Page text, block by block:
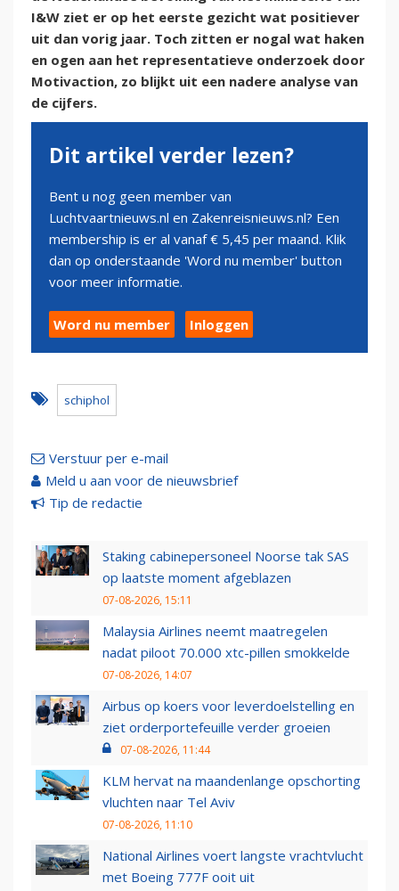
I&W ziet er op het eerste gezicht wat positiever
uit dan vorig jaar. Toch zitten er nogal wat haken
en ogen aan het representatieve onderzoek door
Motivaction, zo blijkt uit een nadere analyse van
de cijfers.
Dit artikel verder lezen?
Bent u nog geen member van
Luchtvaartnieuws.nl en Zakenreisnieuws.nl? Een
membership is er al vanaf € 5,45 per maand. Klik
dan op onderstaande 'Word nu member' button
voor meer informatie.
Word nu member Inloggen
schiphol
Verstuur per e-mail
Meld u aan voor de nieuwsbrief
Tip de redactie
Staking cabinepersoneel Noorse tak SAS
op laatste moment afgeblazen
07-08-2026, 15:11
Malaysia Airlines neemt maatregelen
nadat piloot 70.000 xtc-pillen smokkelde
07-08-2026, 14:07
Airbus op koers voor leverdoelstelling en
ziet orderportefeuille verder groeien
07-08-2026, 11:44
KLM hervat na maandenlange opschorting
vluchten naar Tel Aviv
07-08-2026, 11:10
National Airlines voert langste vrachtvlucht
met Boeing 777F ooit uit